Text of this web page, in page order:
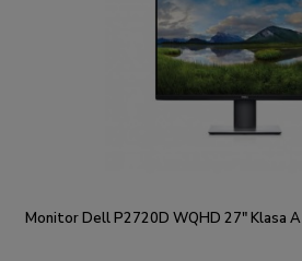
Monitor Dell P2720D WQHD 27" Klasa A